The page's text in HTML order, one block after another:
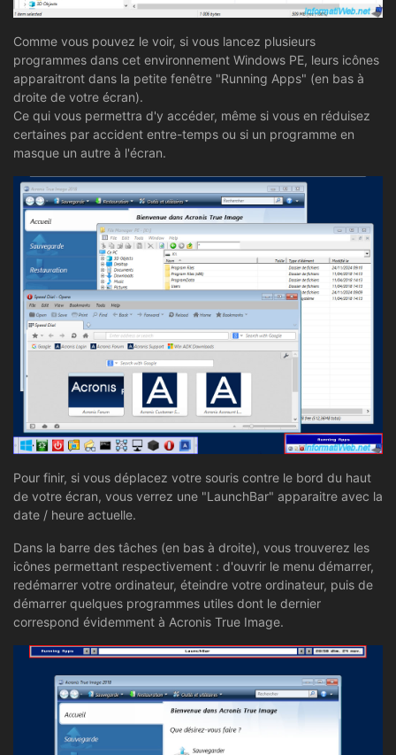
Comme vous pouvez le voir, si vous lancez plusieurs
programmes dans cet environnement Windows PE, leurs icônes
apparaitront dans la petite fenêtre "Running Apps" (en bas à
droite de votre écran).
Ce qui vous permettra d'y accéder, même si vous en réduisez
certaines par accident entre-temps ou si un programme en
masque un autre à l'écran.
Pour finir, si vous déplacez votre souris contre le bord du haut
de votre écran, vous verrez une "LaunchBar" apparaitre avec la
date / heure actuelle.
Dans la barre des tâches (en bas à droite), vous trouverez les
icônes permettant respectivement : d'ouvrir le menu démarrer,
redémarrer votre ordinateur, éteindre votre ordinateur, puis de
démarrer quelques programmes utiles dont le dernier
correspond évidemment à Acronis True Image.